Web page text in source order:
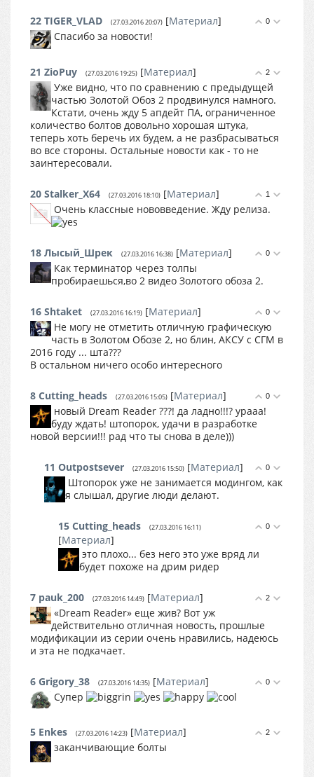
0
22 TIGER_VLAD (27.03.2016 20:07) [Материал]
Спасибо за новости!
2
21 ZioPuy (27.03.2016 19:25) [Материал]
Уже видно, что по сравнению с предыдущей
частью Золотой Обоз 2 продвинулся намного.
Кстати, очень жду 5 апдейт ПА, ограниченное
количество болтов довольно хорошая штука,
теперь хоть беречь их будем, а не разбрасываться
во все стороны. Остальные новости как - то не
заинтересовали.
1
20 Stalker_X64 (27.03.2016 18:10) [Материал]
Очень классные нововведение. Жду релиза.
0
18 Лысый_Шрек (27.03.2016 16:38) [Материал]
Как терминатор через толпы
пробираешься,во 2 видео Золотого обоза 2.
0
16 Shtaket (27.03.2016 16:19) [Материал]
Не могу не отметить отличную графическую
часть в Золотом Обозе 2, но блин, АКСУ с СГМ в
2016 году ... шта???
В остальном ничего особо интересного
0
8 Cutting_heads (27.03.2016 15:05) [Материал]
новый Dream Reader ???! да ладно!!!? урааа!
буду ждать! штопорок, удачи в разработке
новой версии!!! рад что ты снова в деле)))
0
11 Outpostsever (27.03.2016 15:50) [Материал]
Штопорок уже не занимается модингом, как
я слышал, другие люди делают.
0
15 Cutting_heads (27.03.2016 16:11)
[Материал]
это плохо... без него это уже вряд ли
будет похоже на дрим ридер
2
7 pauk_200 (27.03.2016 14:49) [Материал]
«Dream Reader» еще жив? Вот уж
действительно отличная новость, прошлые
модификации из серии очень нравились, надеюсь
и эта не подкачает.
0
6 Grigory_38 (27.03.2016 14:35) [Материал]
Супер
2
5 Enkes (27.03.2016 14:23) [Материал]
заканчивающие болты